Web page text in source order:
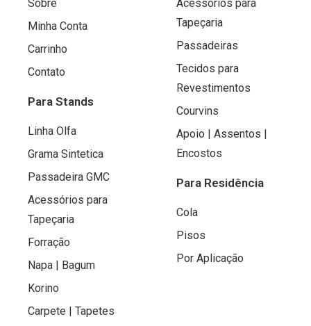
Sobre
Minha Conta
Carrinho
Contato
Para Stands
Linha Olfa
Grama Sintetica
Passadeira GMC
Acessórios para
Tapeçaria
Forração
Napa | Bagum
Korino
Carpete | Tapetes
Acessórios para
Tapeçaria
Passadeiras
Tecidos para
Revestimentos
Courvins
Apoio | Assentos |
Encostos
Para Residência
Cola
Pisos
Por Aplicação